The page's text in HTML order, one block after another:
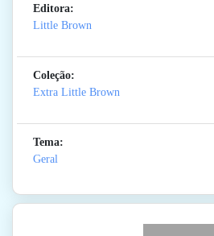
Editora:
Little Brown
Coleção:
Extra Little Brown
Tema:
Geral